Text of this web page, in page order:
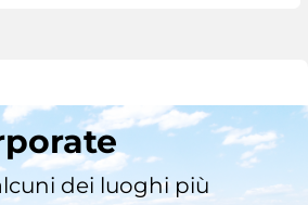
dei luoghi più